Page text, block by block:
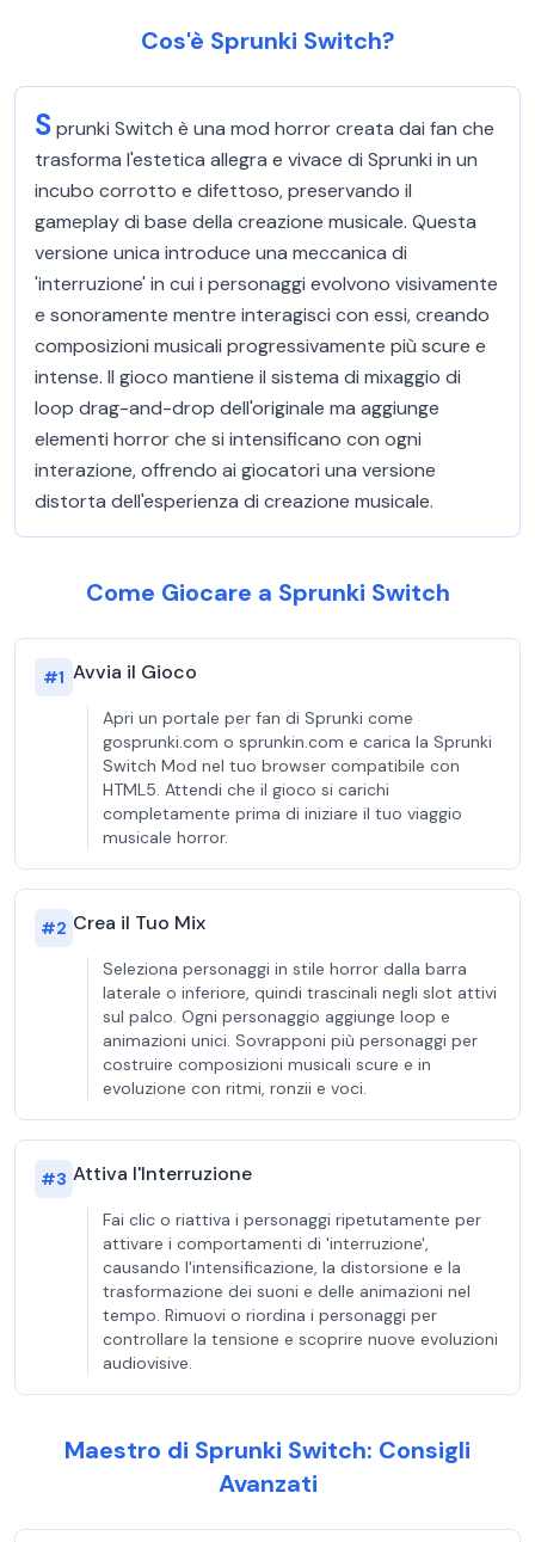
Cos'è Sprunki Switch?
Sprunki Switch è una mod horror creata dai fan che
trasforma l'estetica allegra e vivace di Sprunki in un
incubo corrotto e difettoso, preservando il
gameplay di base della creazione musicale. Questa
versione unica introduce una meccanica di
'interruzione' in cui i personaggi evolvono visivamente
e sonoramente mentre interagisci con essi, creando
composizioni musicali progressivamente più scure e
intense. Il gioco mantiene il sistema di mixaggio di
loop drag-and-drop dell'originale ma aggiunge
elementi horror che si intensificano con ogni
interazione, offrendo ai giocatori una versione
distorta dell'esperienza di creazione musicale.
Come Giocare a Sprunki Switch
#1 Avvia il Gioco
Apri un portale per fan di Sprunki come
gosprunki.com o sprunkin.com e carica la Sprunki
Switch Mod nel tuo browser compatibile con
HTML5. Attendi che il gioco si carichi
completamente prima di iniziare il tuo viaggio
musicale horror.
#2 Crea il Tuo Mix
Seleziona personaggi in stile horror dalla barra
laterale o inferiore, quindi trascinali negli slot attivi
sul palco. Ogni personaggio aggiunge loop e
animazioni unici. Sovrapponi più personaggi per
costruire composizioni musicali scure e in
evoluzione con ritmi, ronzii e voci.
#3 Attiva l'Interruzione
Fai clic o riattiva i personaggi ripetutamente per
attivare i comportamenti di 'interruzione',
causando l'intensificazione, la distorsione e la
trasformazione dei suoni e delle animazioni nel
tempo. Rimuovi o riordina i personaggi per
controllare la tensione e scoprire nuove evoluzioni
audiovisive.
Maestro di Sprunki Switch: Consigli
Avanzati